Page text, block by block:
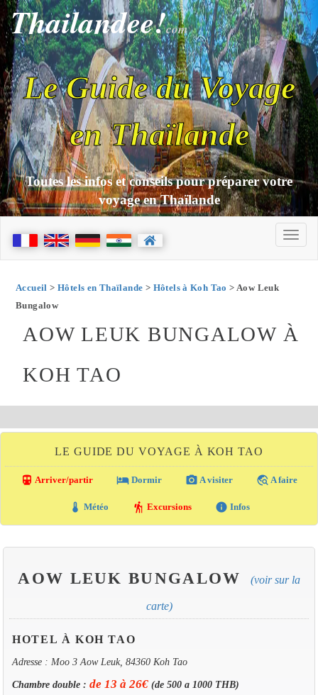
Thailandee!com
Le Guide du Voyage
en Thaïlande
Toutes les infos et conseils pour préparer votre
voyage en Thaïlande
Accueil > Hôtels en Thaïlande > Hôtels à Koh Tao > Aow Leuk
Bungalow
AOW LEUK BUNGALOW À
KOH TAO
LE GUIDE DU VOYAGE À KOH TAO
directions_transit Arriver/partir local_hotel Dormir photo_camera A visiter travel_explore A faire
thermostat Météo hiking Excursions info Infos
AOW LEUK BUNGALOW (voir sur la
carte)
HOTEL À KOH TAO
Adresse : Moo 3 Aow Leuk, 84360 Koh Tao
Chambre double : de 13 à 26€(de 500 a 1000 THB)